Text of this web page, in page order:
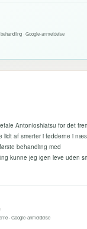
· Google-anmeldelse
Antonioshiatsu for det
lidt af smerter i fødderne i
behandling med
kunne jeg igen leve uden
· Google-anmeldelse